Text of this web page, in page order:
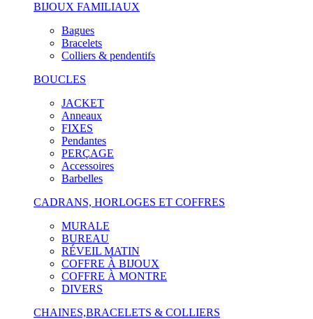
BIJOUX FAMILIAUX
Bagues
Bracelets
Colliers & pendentifs
BOUCLES
JACKET
Anneaux
FIXES
Pendantes
PERÇAGE
Accessoires
Barbelles
CADRANS, HORLOGES ET COFFRES
MURALE
BUREAU
RÉVEIL MATIN
COFFRE À BIJOUX
COFFRE À MONTRE
DIVERS
CHAINES,BRACELETS & COLLIERS